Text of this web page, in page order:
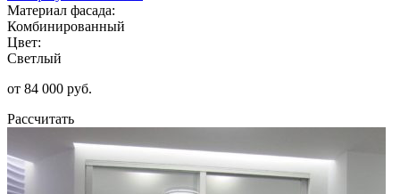
Материал фасада:
Комбинированный
Цвет:
Светлый
от 84 000 руб.
Рассчитать